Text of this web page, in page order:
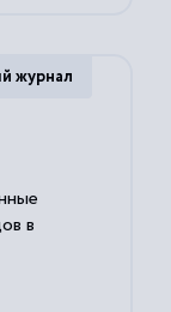
в
журнал